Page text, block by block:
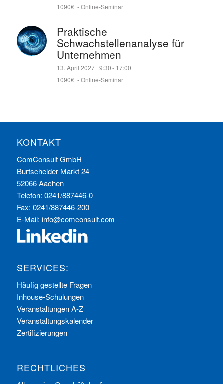
1090€ -Online-Seminar
Praktische
Schwachstellenanalyse für
Unternehmen
13. April 2027 | 9:30 - 17:00
1090€ -Online-Seminar
KONTAKT
ComConsult GmbH
Burtscheider Markt 24
52066 Aachen
Telefon: 0241/887446-0
Fax: 0241/887446-200
E-Mail: info@comconsult.com
SERVICES:
Häufig gestellte Fragen
Inhouse-Schulungen
Veranstaltungen A-Z
Veranstaltungskalender
Zertifizierungen
RECHTLICHES